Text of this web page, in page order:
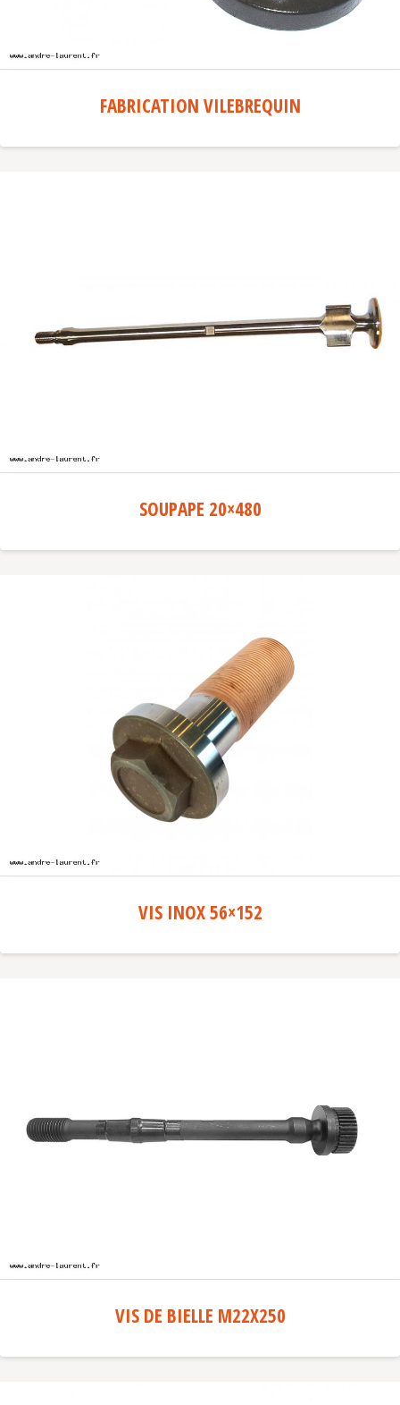
FABRICATION VILEBREQUIN
SOUPAPE 20×480
VIS INOX 56×152
VIS DE BIELLE M22X250